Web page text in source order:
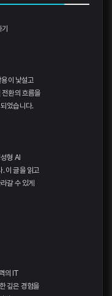
기
이 낯설고
환의 흐름을
었습니다.
형 AI
이 글을 읽고
갈 수 있게
의 IT
깊은 경험을